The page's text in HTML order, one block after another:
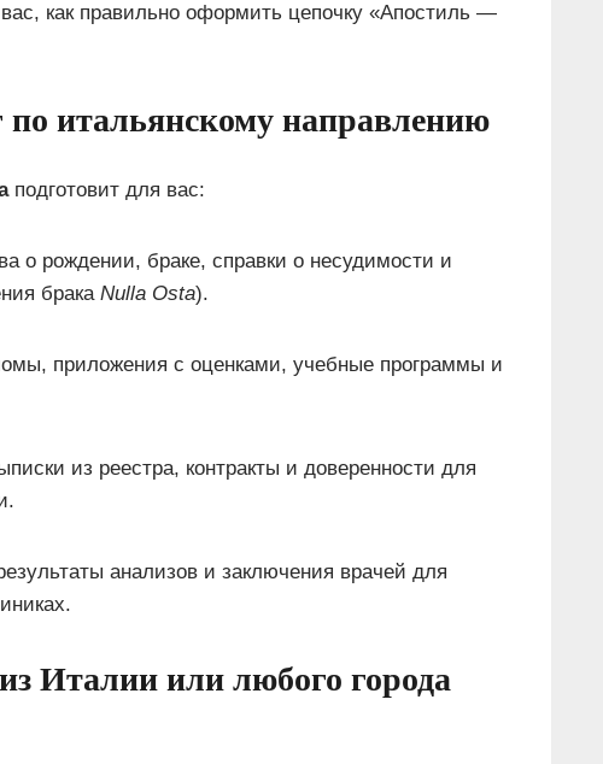
как правильно оформить цепочку «Апостиль —
итальянскому направлению
подготовит для вас:
о рождении, браке, справки о несудимости и
брака Nulla Osta).
приложения с оценками, учебные программы и
из реестра, контракты и доверенности для
анализов и заключения врачей для
Италии или любого города